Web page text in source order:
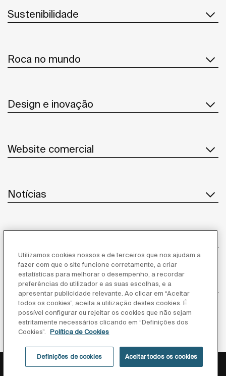
Sustenibilidade
Roca no mundo
Design e inovação
Website comercial
Notícias
Fornecedores
Segue-nos
Política de privacidade
Utilizamos cookies nossos e de terceiros que nos ajudam a
fazer com que o site funcione corretamente, a criar
estatísticas para melhorar o desempenho, a recordar
preferências do utilizador e as suas escolhas, e a
apresentar publicidade relevante. Ao clicar em “Aceitar
todos os cookies”, aceita a utilização destes cookies. É
possível configurar ou rejeitar os cookies que não sejam
estritamente necessários clicando em “Definições dos
Cookies”.
Política de Cookies
Definições de cookies Aceitar todos os cookies